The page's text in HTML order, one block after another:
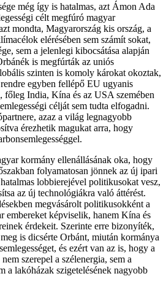
még így is hatalmas, azt Ámon Ada
célt megfúró magyar
mondta, Magyarország kis ország, a
elérésében sem számít sokat,
sem a jelenlegi kibocsátása alapján
is megfúrták az uniós
szinten is komoly károkat okoztak,
egyben fellépő EU ugyanis
főleg India, Kína és az USA szemében
célját sem tudta elfogadni.
azaz a világ legnagyobb
érezhetik magukat arra, hogy
kormány ellenállásának oka, hogy
folyamatosan jönnek az új ipari
lobbierejével politikusokat vesz,
az új technológiákra való áttérést.
megvásárolt politikusokként a
embereket képviselik, hanem Kína és
érdekeit. Szerinte erre bizonyíték,
is dicsérte Orbánt, miután kormánya
és ezért van az is, hogy a
szerepel a szélenergia, sem a
a lakóházak szigetelésének nagyobb